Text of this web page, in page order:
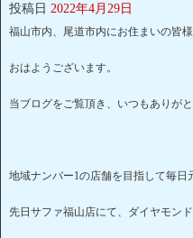
投稿日 2022年4月29日
福山市内、尾道市内にお住まいの皆様
おはようございます。
当ブログをご覧頂き、いつもありがと
地域ナンバー1の店舗を目指して毎日
先日サファ福山店にて、ダイヤモン